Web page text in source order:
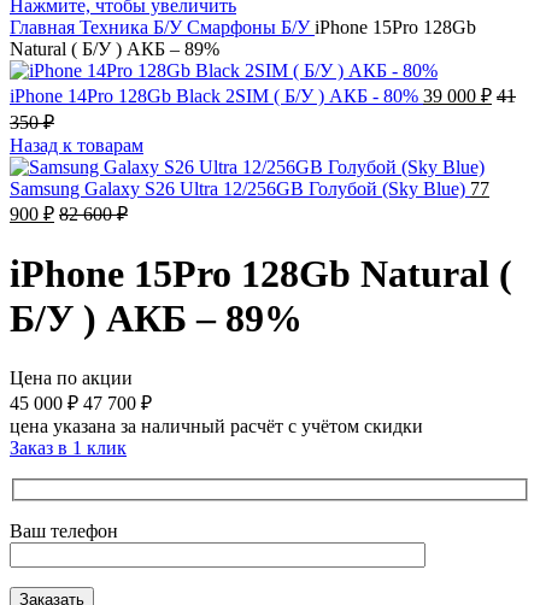
Нажмите, чтобы увеличить
Главная Техника Б/УСмарфоны Б/УiPhone 15Pro 128Gb
Natural ( Б/У ) АКБ – 89%
iPhone 14Pro 128Gb Black 2SIM ( Б/У ) АКБ - 80% 39 000 ₽ 41
350₽
Назад к товарам
Samsung Galaxy S26 Ultra 12/256GB Голубой (Sky Blue) 77
900 ₽ 82 600₽
iPhone 15Pro 128Gb Natural (
Б/У ) АКБ – 89%
Цена по акции
45 000 ₽ 47 700 ₽
цена указана за наличный расчёт с учётом скидки
Заказ в 1 клик
Ваш телефон